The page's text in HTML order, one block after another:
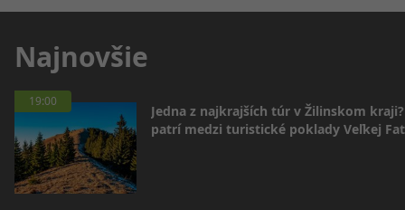
Najnovšie
19:00
Jedna z najkrajších túr v Žilinskom
patrí medzi turistické poklady Veľkej